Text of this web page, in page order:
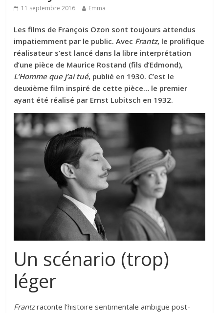
11 septembre 2016 Emma
Les films de François Ozon sont toujours attendus
impatiemment par le public. Avec Frantz, le prolifique
réalisateur s’est lancé dans la libre interprétation
d’une pièce de Maurice Rostand (fils d’Edmond),
L’Homme que j’ai tué, publié en 1930. C’est le
deuxième film inspiré de cette pièce… le premier
ayant été réalisé par Ernst Lubitsch en 1932.
Un scénario (trop)
léger
Frantzraconte l’histoire sentimentale ambiguë post-